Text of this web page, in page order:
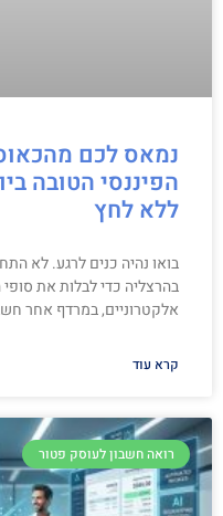
נמאס לכם
הפיננסי הטובה
ללא לחץ
בואו נהיה כנים לרגע. לא
בהרצליה כדי לבלות את
אלקטרוניים, במרדף אחר
קרא עוד
רואה חשבון לעוסק פטור